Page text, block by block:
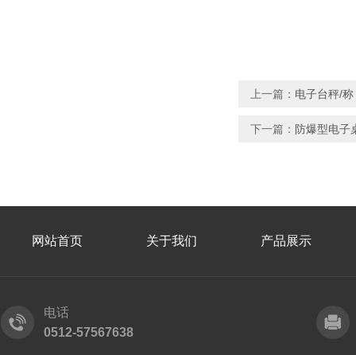
上一篇： 电子台秤/称
下一篇： 防爆型电子
网站首页 关于我们 产品展示
电话
0512-57567638